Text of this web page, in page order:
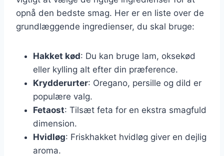
opnå den bedste smag. Her er en liste over de
grundlæggende ingredienser, du skal bruge:
Hakket kød: Du kan bruge lam, oksekød
eller kylling alt efter din præference.
Krydderurter: Oregano, persille og dild er
populære valg.
Fetaost: Tilsæt feta for en ekstra smagfuld
dimension.
Hvidløg: Friskhakket hvidløg giver en dejlig
aroma.